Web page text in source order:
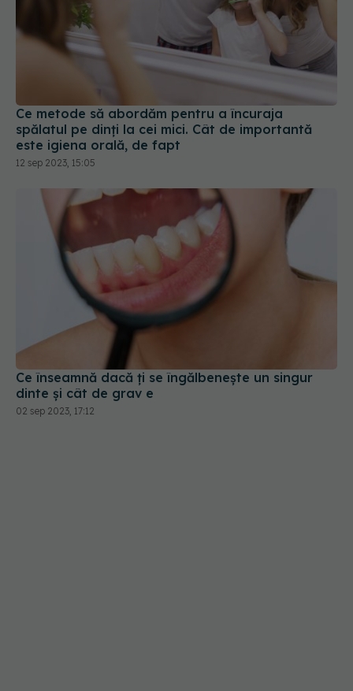
Ce metode să abordăm pentru a încuraja
spălatul pe dinți la cei mici. Cât de importantă
este igiena orală, de fapt
12 sep 2023, 15:05
Ce înseamnă dacă ți se îngălbenește un singur
dinte și cât de grav e
02 sep 2023, 17:12